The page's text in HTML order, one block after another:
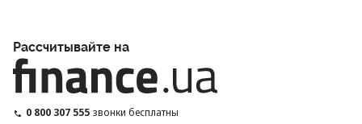
Рассчитывайте на
0 800 307 555 звонки бесплатны